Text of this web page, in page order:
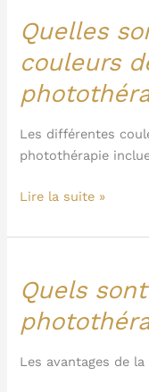
Quelles
couleurs
Les différentes
photothérapie
Quelles
sont
les
différentes
couleurs
de
LED
en
?
Lire la suite »
Quels
Les avantages de
Quels
sont
les
de